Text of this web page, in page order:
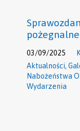
03/09/2025
Aktualności,
Nabożeństwa
Wydarzenia